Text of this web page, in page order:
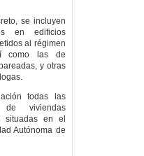
se incluyen
en edificios
al régimen
como las de
y otras
todas las
de viviendas
situadas en el
Autónoma de